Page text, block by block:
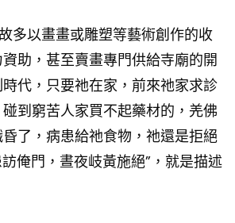
多以畫畫或雕塑等藝術創作的收
助，甚至賣畫專門供給寺廟的開
代，只要祂在家，前來祂家求診
到窮苦人家買不起藥材的，羌佛
了，病患給祂食物，祂還是拒絕
俺門，晝夜岐黃施絕”，就是描述